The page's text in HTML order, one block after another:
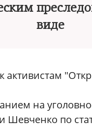
виде
на
Шевченко по